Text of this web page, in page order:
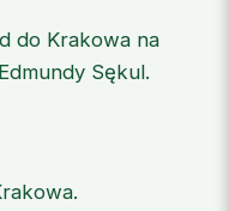
do Krakowa na
Sękul.